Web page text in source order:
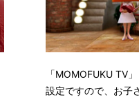
「MOMOFUKU TV
設定ですので、お子